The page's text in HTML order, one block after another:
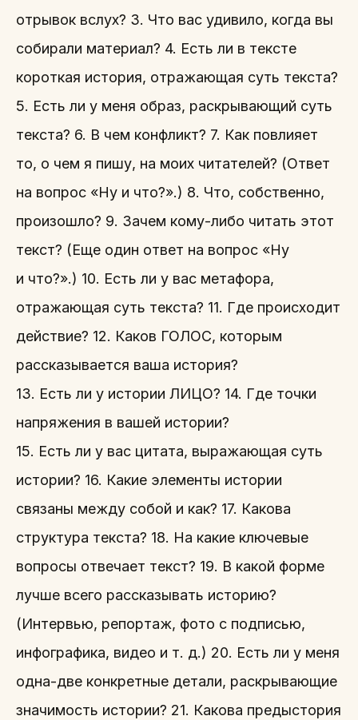
отрывок вслух? 3. Что вас удивило, когда вы
собирали материал? 4. Есть ли в тексте
короткая история, отражающая суть текста?
5. Есть ли у меня образ, раскрывающий суть
текста? 6. В чем конфликт? 7. Как повлияет
то, о чем я пишу, на моих читателей? (Ответ
на вопрос «Ну и что?».) 8. Что, собственно,
произошло? 9. Зачем кому-либо читать этот
текст? (Еще один ответ на вопрос «Ну
и что?».) 10. Есть ли у вас метафора,
отражающая суть текста? 11. Где происходит
действие? 12. Каков ГОЛОС, которым
рассказывается ваша история?
13. Есть ли у истории ЛИЦО? 14. Где точки
напряжения в вашей истории?
15. Есть ли у вас цитата, выражающая суть
истории? 16. Какие элементы истории
связаны между собой и как? 17. Какова
структура текста? 18. На какие ключевые
вопросы отвечает текст? 19. В какой форме
лучше всего рассказывать историю?
(Интервью, репортаж, фото с подписью,
инфографика, видео и т. д.) 20. Есть ли у меня
одна-две конкретные детали, раскрывающие
значимость истории? 21. Какова предыстория